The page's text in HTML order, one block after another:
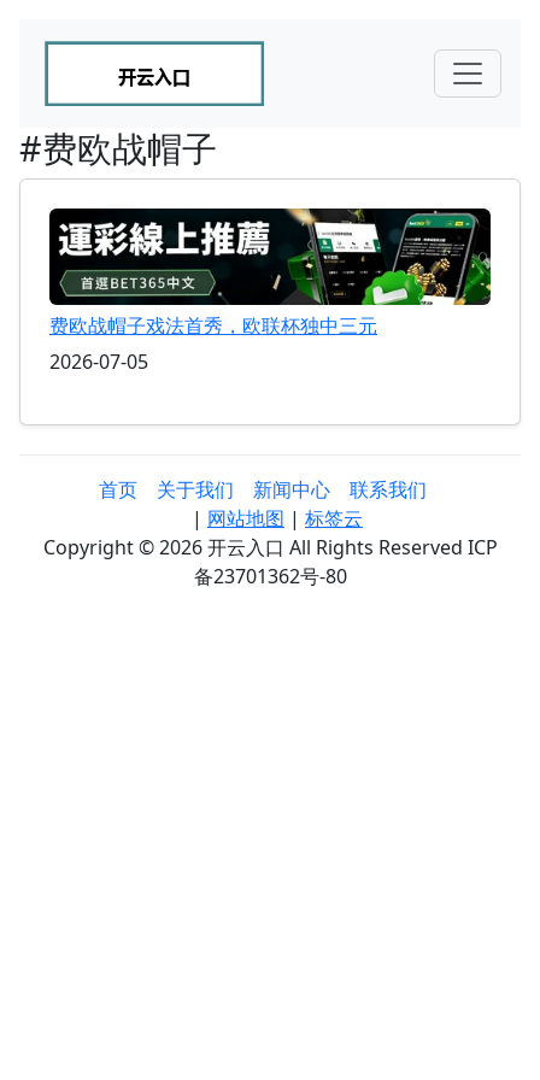
#费欧战帽子
费欧战帽子戏法首秀，欧联杯独中三元
2026-07-05
首页 关于我们 新闻中心
联系我们
| 网站地图 | 标签云
Copyright © 2026 开云入口 All Rights Reserved ICP
备23701362号-80